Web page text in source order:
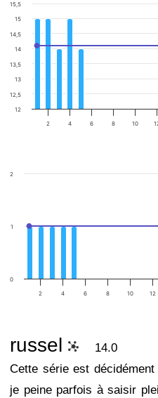
2 4 6 8 10
12
12,5
13
13,5
14
14,5
15
15,5
2 4 6 8 10 12
0
1
2
russel
14.0
Cette série est
je peine parfois à saisir